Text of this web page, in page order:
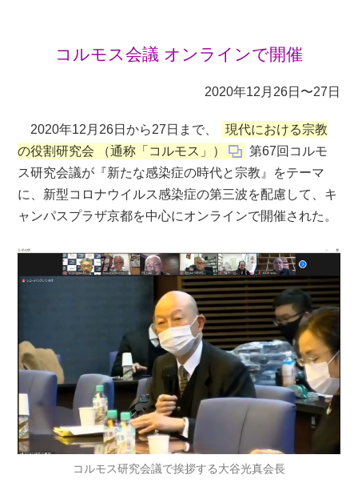
コルモス会議 オンラインで開催
2020年12月26日〜27日
2020年12月26日から27日まで、
現代における宗教
の役割研究会 （通称「コルモス」）
第67回コルモ
ス研究会議が『新たな感染症の時代と宗教』をテーマ
に、新型コロナウイルス感染症の第三波を配慮して、キ
ャンパスプラザ京都を中心にオンラインで開催された。
コルモス研究会議で挨拶する大谷光真会長